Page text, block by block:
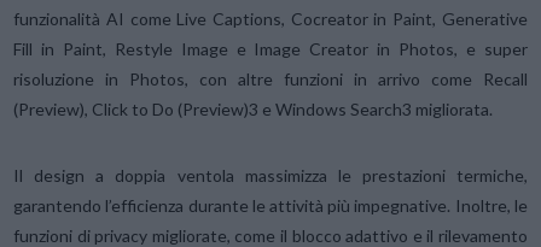
funzionalità AI come Live Captions, Cocreator in Paint, Generative
Fill in Paint, Restyle Image e Image Creator in Photos, e super
risoluzione in Photos, con altre funzioni in arrivo come Recall
(Preview), Click to Do (Preview)3 e Windows Search3 migliorata.
Il design a doppia ventola massimizza le prestazioni termiche,
garantendo l’efficienza durante le attività più impegnative. Inoltre, le
funzioni di privacy migliorate, come il blocco adattivo e il rilevamento